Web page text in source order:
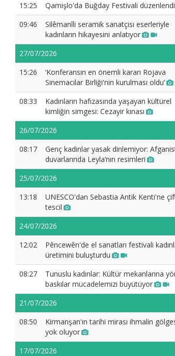
15:25
Qamişlo'da Buğday Festivali düzenlendi
09:46
Silêmanîli seramik sanatçısı eserleriyle
kadınların hikayesini anlatıyor
27/07/2026
15:26
‘Konferansın en önemli kararı Rojava
Sinemacılar Birliği'nin kurulması oldu’
08:33
Kadınların hafızasında yaşayan kültürel
kimliğin simgesi: Cezayir kınası
26/07/2026
08:17
Genç kadınlar yasak dinlemiyor:
duvarlarında Leyla’nın resimleri
25/07/2026
13:18
UNESCO'dan Sebastia Antik Kenti'ne
tescil
24/07/2026
12:02
Pêncewên'de el sanatları festivali
üretimini buluşturdu
08:27
Tunuslu kadınlar: Kültür mekanlarına
baskılar mücadelemizi büyütüyor
21/07/2026
08:50
Kirmanşan'ın tarihi mirası ihmalin
yok oluyor
17/07/2026